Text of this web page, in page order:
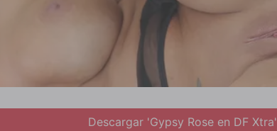
Descargar 'Gypsy Rose en DF Xtra'